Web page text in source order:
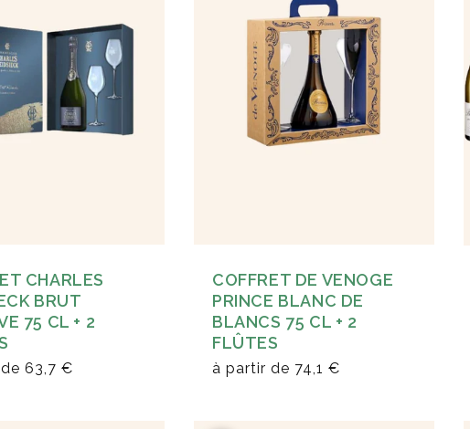
CHARLES
BRUT
75 CL + 2
63,7 €
COFFRET DE VENOGE
PRINCE BLANC DE
BLANCS 75 CL + 2
FLÛTES
à partir de 74,1 €